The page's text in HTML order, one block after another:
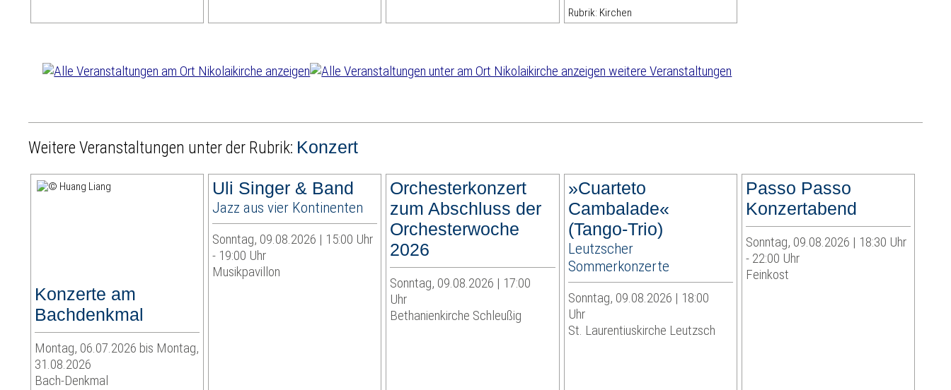
Rubrik: Kirchen
weitere Veranstaltungen
Weitere Veranstaltungen unter der Rubrik: Konzert
Konzerte am
Bachdenkmal
Montag, 06.07.2026 bis Montag,
31.08.2026
Bach-Denkmal
Uli Singer & Band
Jazz aus vier Kontinenten
Sonntag, 09.08.2026 | 15:00 Uhr
- 19:00 Uhr
Musikpavillon
Orchesterkonzert
zum Abschluss der
Orchesterwoche
2026
Sonntag, 09.08.2026 | 17:00
Uhr
Bethanienkirche Schleußig
»Cuarteto
Cambalade«
(Tango-Trio)
Leutzscher
Sommerkonzerte
Sonntag, 09.08.2026 | 18:00
Uhr
St. Laurentiuskirche Leutzsch
Passo Passo
Konzertabend
Sonntag, 09.08.2026 | 18:30 Uhr
- 22:00 Uhr
Feinkost